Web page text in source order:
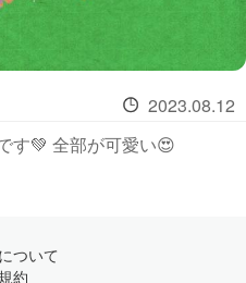
2023.08.12
す💚 全部が可愛い😍
ついて
約